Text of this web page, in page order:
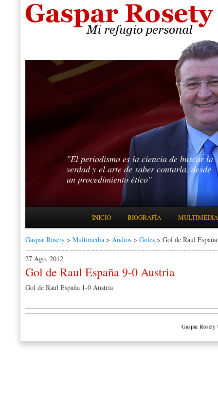
"El periodismo es la ciencia de buscar la
verdad y el arte de saber contarla, desde
un procedimiento ético"
IR AL CONTENIDO PRINCIPAL
IR AL CONTENIDO SECUNDARIO
INICIO BIOGRAFÍA MULTIMEDIA
Gaspar Rosety > Multimedia > Audios > Goles > Gol de Raul
27 Ago, 2012
Gol de Raul España 9-0 Austria
Gol de Raul España 1-0 Austria
Gaspar